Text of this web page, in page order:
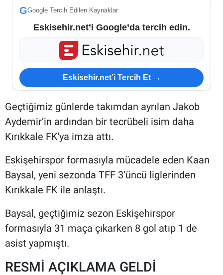
GGoogle Tercih Edilen Kaynaklar
Eskisehir.net’i Google’da tercih edin.
Eskisehir.net’i Tercih Et →
Geçtiğimiz günlerde takımdan ayrılan Jakob
Aydemir’in ardından bir tecrübeli isim daha
Kırıkkale FK'ya imza attı.
Eskişehirspor formasıyla mücadele eden Kaan
Baysal, yeni sezonda TFF 3’üncü liglerinden
Kırıkkale FK ile anlaştı.
Baysal, geçtiğimiz sezon Eskişehirspor
formasıyla 31 maça çıkarken 8 gol atıp 1 de
asist yapmıştı.
RESMİ AÇIKLAMA GELDİ